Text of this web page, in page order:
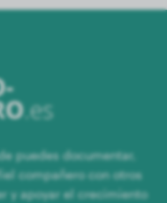
puedes documentar,
compañero con otros
y apoyar el crecimiento